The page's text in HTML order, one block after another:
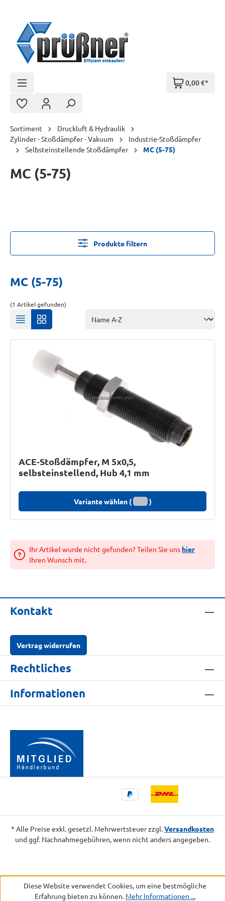
0,00 €*
Sortiment
Druckluft & Hydraulik
Zylinder - Stoßdämpfer - Vakuum
Industrie-Stoßdämpfer
Selbsteinstellende Stoßdämpfer
MC (5-75)
MC (5-75)
Produkte filtern
MC (5-75)
(1 Artikel gefunden)
ACE-Stoßdämpfer, M 5x0,5,
selbsteinstellend, Hub 4,1 mm
Variante wählen ( )
Ihr Artikel wurde nicht gefunden? Teilen Sie uns hier
Ihren Wunsch mit.
Kontakt
Vertrag widerrufen
Rechtliches
Informationen
* Alle Preise exkl. gesetzl. Mehrwertsteuer zzgl.Versandkosten
und ggf. Nachnahmegebühren, wenn nicht anders angegeben.
Diese Website verwendet Cookies, um eine bestmögliche
Erfahrung bieten zu können. Mehr Informationen ...